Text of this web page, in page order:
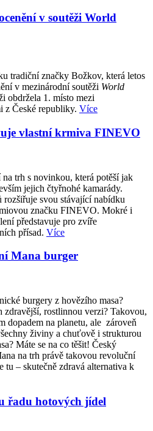
v soutěži World
tradiční značky Božkov, která letos
v mezinárodní soutěži World
obdržela 1. místo mezi
z České republiky. Více
vlastní krmiva FINEVO
trh s novinkou, která potěší jak
jejich čtyřnohé kamarády.
svou stávající nabídku
značku FINEVO. Mokré i
představuje pro zvíře
přísad. Více
Mana burger
burgery z hovězího masa?
zdravější, rostlinnou verzi? Takovou,
dopadem na planetu, ale zároveň
živiny a chuťově i strukturou
Máte se na co těšit! Český
na trh právě takovou revoluční
– skutečně zdravá alternativa k
řadu hotových jídel